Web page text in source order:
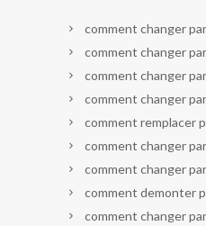
comment changer
comment changer
comment changer
comment changer
comment remplacer
comment changer
comment changer
comment demonter
comment changer